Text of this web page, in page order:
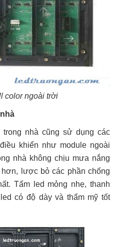
color ngoài trời
trong nhà cũng sử dụng các
khiển như module ngoài
nhà không chịu mưa nắng
lược bỏ các phần chống
Tấm led mỏng nhẹ, thanh
có độ dày và thẩm mỹ tốt